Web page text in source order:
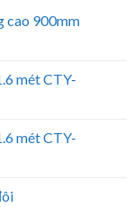
cao 900mm
mét CTY-
mét CTY-